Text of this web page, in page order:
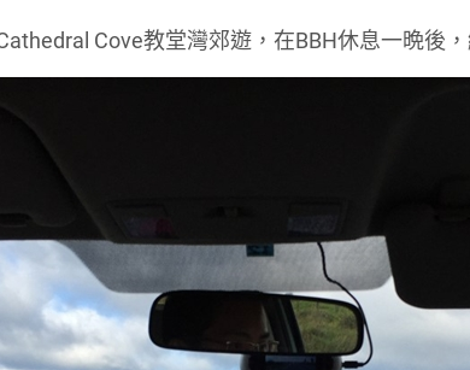
Cove教堂灣郊遊，在BBH休息一晩後